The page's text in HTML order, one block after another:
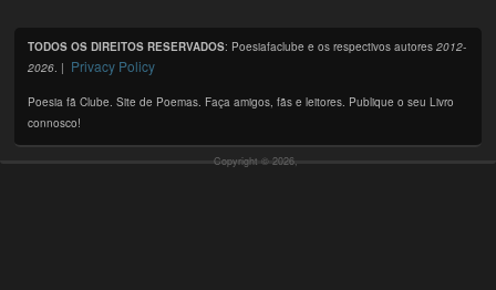
TODOS OS DIREITOS RESERVADOS: Poesiafaclube e os respectivos autores2012-
2026. | Privacy Policy
Poesia fã Clube. Site de Poemas. Faça amigos, fãs e leitores. Publique o seu Livro
connosco!
Copyright © 2026,